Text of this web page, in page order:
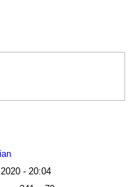
- 20:04